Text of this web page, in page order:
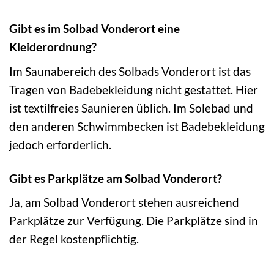
Gibt es im Solbad Vonderort eine
Kleiderordnung?
Im Saunabereich des Solbads Vonderort ist das
Tragen von Badebekleidung nicht gestattet. Hier
ist textilfreies Saunieren üblich. Im Solebad und
den anderen Schwimmbecken ist Badebekleidung
jedoch erforderlich.
Gibt es Parkplätze am Solbad Vonderort?
Ja, am Solbad Vonderort stehen ausreichend
Parkplätze zur Verfügung. Die Parkplätze sind in
der Regel kostenpflichtig.